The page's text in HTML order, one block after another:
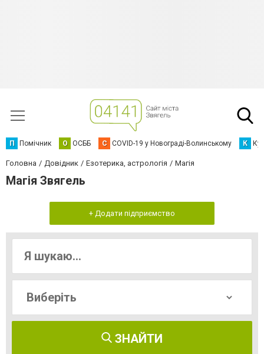
П Помічник О ОСББ C COVID-19 у Новограді-Волинському К
Головна Довідник Езотерика, астрологія Магія
Магія Звягель
+ Додати підприємство
ЗНАЙТИ